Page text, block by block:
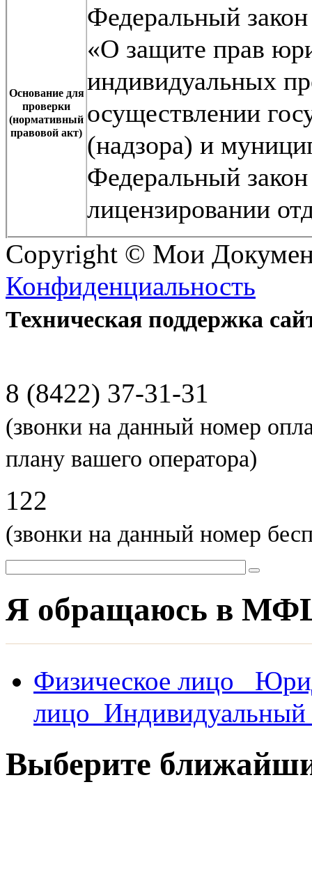
Основание для
проверки
(нормативный
правовой акт)
Федеральный
«О защите прав
индивидуальных
осуществлении
(надзора) и
Федеральный
лицензировании
Copyright © Мои
Конфиденциальность
Техническая поддержка
8 (8422) 37-31-31
(звонки на данный номер
плану вашего оператора)
122
(звонки на данный номер
Я обращаюсь в
Физическое лицо
лицо Индивидуальный
Выберите